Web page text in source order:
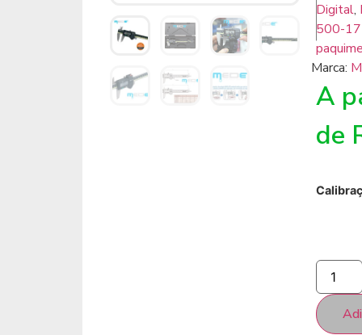
Digital,
500-
Marca:
A
de